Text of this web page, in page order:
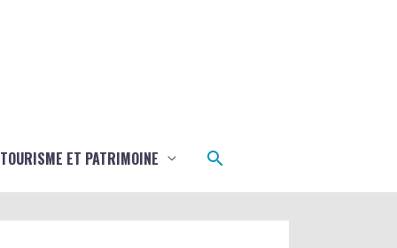
TOURISME ET PATRIMOINE Rechercher